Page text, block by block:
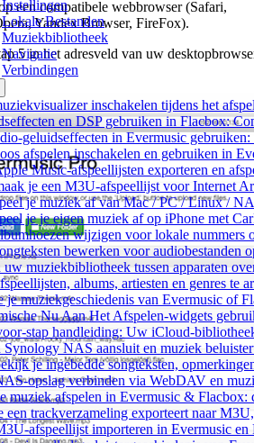
Instellingen
Lokale Bestanden
Muziekbibliotheek
Navigatie
Verbindingen
inschakelen tijdens het
en DSP gebruiken in Flacbox:
geluidseffecten in Evermusic
afspelen inschakelen en gebruiken in
Music-afspeellijsten exporteren en
je een M3U-afspeellijst voor Internet
je muziek af van Mac / PC / Linux /
je je eigen muziek af op iPhone met
wijzigen voor lokale nummers
bewerken voor audiobestanden
uw muziekbibliotheek tussen apparaten
albums, artiesten en genres te
je muziekgeschiedenis van Evermusic of
Nu Aan Het Afspelen-widgets
stap handleiding: Uw iCloud-
Synology NAS aansluit en muziek
je ingebedde songteksten,
opslag verbinden via WebDAV en
muziek afspelen in Evermusic & Flacbox:
een trackverzameling exporteert naar
afspeellijst importeren in Evermusic en
een compatibele webbrowser (Safari,
Yandex Browser, FireFox).
5 in het adresveld van uw